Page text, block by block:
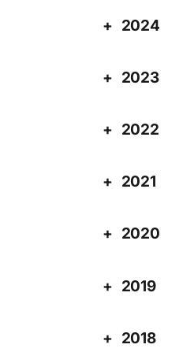
2024
2023
2022
2021
2020
2019
2018